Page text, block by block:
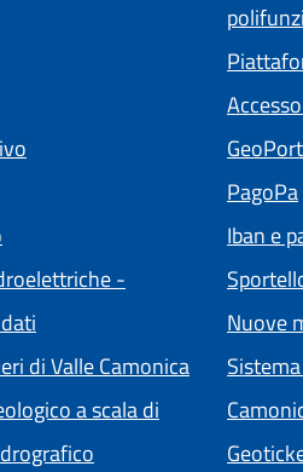
(apre in un'altra scheda).
-
di Valle Camonica
a scala di
PagoPa
Iban e
Nuove